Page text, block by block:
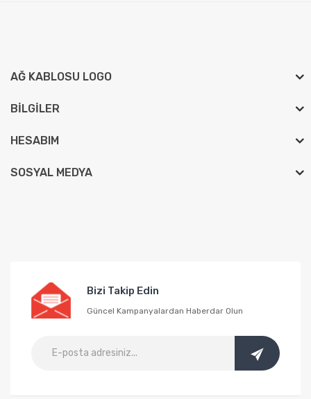
AĞ KABLOSU LOGO
BILGILER
HESABIM
SOSYAL MEDYA
Bizi Takip Edin
Güncel Kampanyalardan Haberdar Olun